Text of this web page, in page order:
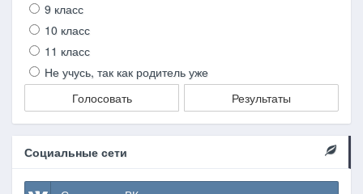
9 класс
10 класс
11 класс
Не учусь, так как родитель уже
Голосовать
Результаты
Социальные сети